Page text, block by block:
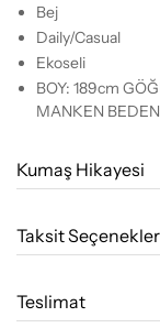
Bej
Daily/Casual
Ekoseli
BOY: 189cm
MANKEN
Kumaş Hikayesi
Taksit
Teslimat